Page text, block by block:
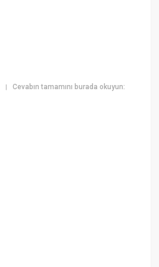
|Cevabın tamamını burada okuyun: